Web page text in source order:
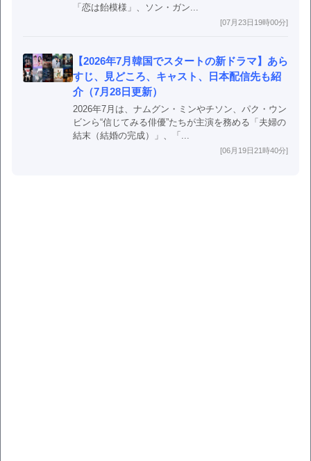
「恋は飴模様」、ソン・ガン...
[07月23日19時00分]
【2026年7月韓国でスタートの新ドラマ】あら
すじ、見どころ、キャスト、日本配信先も紹
介（7月28日更新）
2026年7月は、ナムグン・ミンやチソン、パク・ウン
ビンら“信じてみる俳優”たちが主演を務める「夫婦の
結末（結婚の完成）」、「...
[06月19日21時40分]